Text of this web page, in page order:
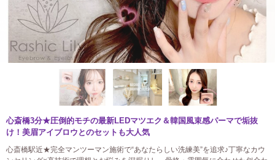
心斎橋3分★圧倒的モチの最新LEDマツエク＆韓国風束感パーマで垢抜
け！美眉アイブロウとのセットも大人気
心斎橋駅近★完全マンツーマン施術で“あなたらしい洗練美”を追求♪丁寧なカウ